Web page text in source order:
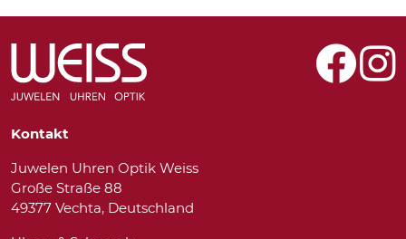
Kontakt
Juwelen Uhren Optik Weiss
Große Straße 88
49377 Vechta, Deutschland